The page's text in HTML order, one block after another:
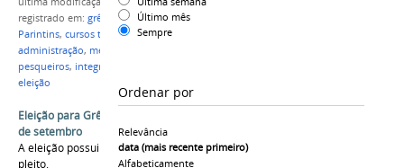
Último mês
Sempre
Ordenar por
Relevância
data (mais recente primeiro)
Alfabeticamente
registrado em: grêmio estudantil ,IFAM
Parintins, cursos técnicos ,informatica
administração, meio ambiente
pesqueiros, integrado
eleição
Eleição para Grêmio Estudantil - eleição dia 02
de setembro
A eleição possui 3 chapas inscritas disputando o
pleito.